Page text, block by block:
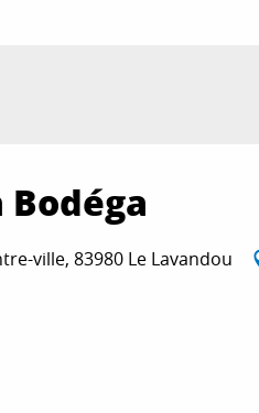
Bodéga
ville, 83980 Le Lavandou